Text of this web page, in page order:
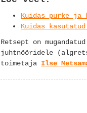
Kuidas purke ja
Kuidas
Retsept on
juhtnööridele
toimetaja Ilse